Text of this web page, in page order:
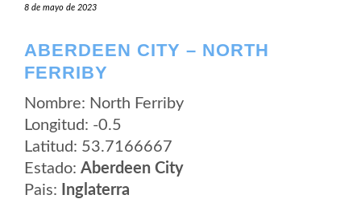
8 de mayo de 2023
ABERDEEN CITY – NORTH
FERRIBY
Nombre: North Ferriby
Longitud: -0.5
Latitud: 53.7166667
Estado: Aberdeen City
Pais:
Inglaterra